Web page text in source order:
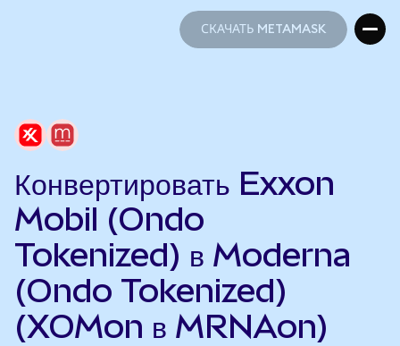
СКАЧАТЬ METAMASK
Конвертировать Exxon
Mobil (Ondo
Tokenized) в Moderna
(Ondo Tokenized)
(XOMon в MRNAon)